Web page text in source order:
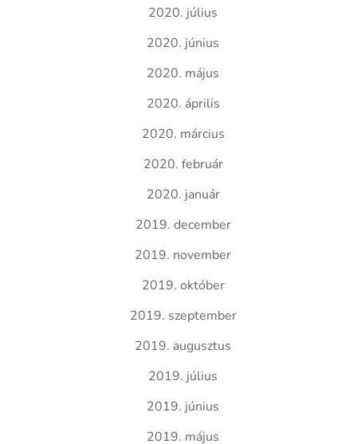
2020. július
2020. június
2020. május
2020. április
2020. március
2020. február
2020. január
2019. december
2019. november
2019. október
2019. szeptember
2019. augusztus
2019. július
2019. június
2019. május